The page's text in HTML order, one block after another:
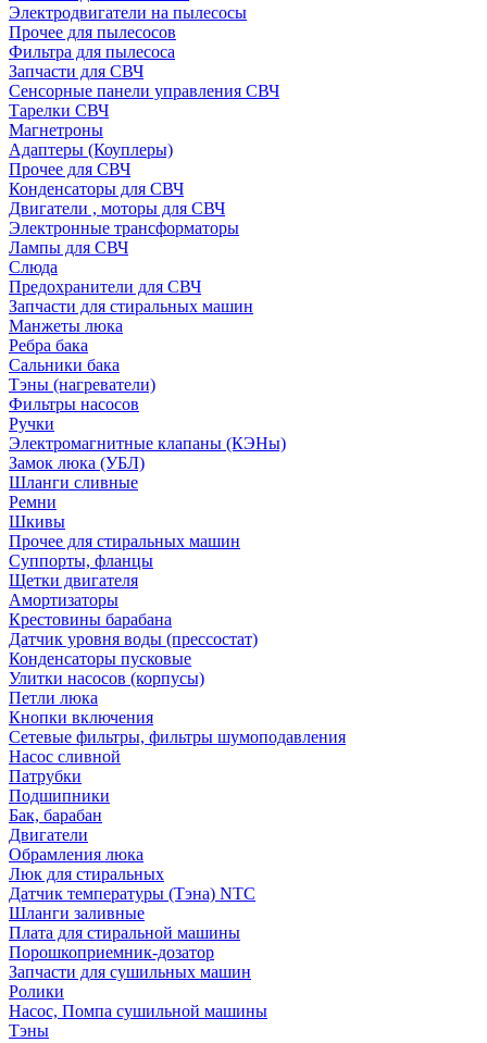
Электродвигатели на пылесосы
Прочее для пылесосов
Фильтра для пылесоса
Запчасти для СВЧ
Сенсорные панели управления СВЧ
Тарелки СВЧ
Магнетроны
Адаптеры (Коуплеры)
Прочее для СВЧ
Конденсаторы для СВЧ
Двигатели , моторы для СВЧ
Электронные трансформаторы
Лампы для СВЧ
Слюда
Предохранители для СВЧ
Запчасти для стиральных машин
Манжеты люка
Ребра бака
Сальники бака
Тэны (нагреватели)
Фильтры насосов
Ручки
Электромагнитные клапаны (КЭНы)
Замок люка (УБЛ)
Шланги сливные
Ремни
Шкивы
Прочее для стиральных машин
Суппорты, фланцы
Щетки двигателя
Амортизаторы
Крестовины барабана
Датчик уровня воды (прессостат)
Конденсаторы пусковые
Улитки насосов (корпусы)
Петли люка
Кнопки включения
Сетевые фильтры, фильтры шумоподавления
Насос сливной
Патрубки
Подшипники
Бак, барабан
Двигатели
Обрамления люка
Люк для стиральных
Датчик температуры (Тэна) NTC
Шланги заливные
Плата для стиральной машины
Порошкоприемник-дозатор
Запчасти для сушильных машин
Ролики
Насос, Помпа сушильной машины
Тэны